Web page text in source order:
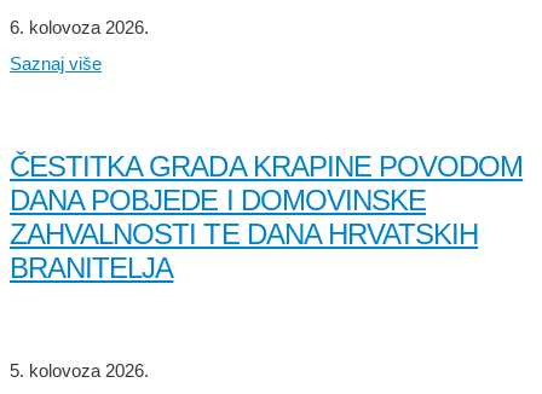
6. kolovoza 2026.
Saznaj više
ČESTITKA GRADA KRAPINE POVODOM
DANA POBJEDE I DOMOVINSKE
ZAHVALNOSTI TE DANA HRVATSKIH
BRANITELJA
5. kolovoza 2026.